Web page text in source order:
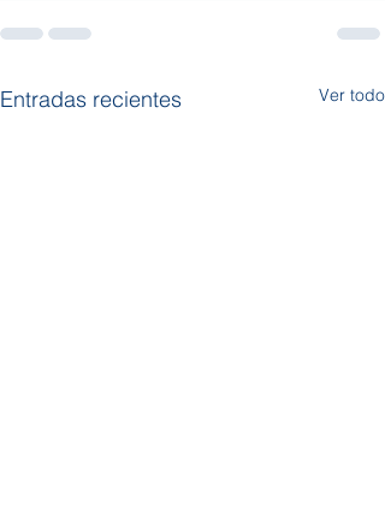
Entradas recientes Ver todo